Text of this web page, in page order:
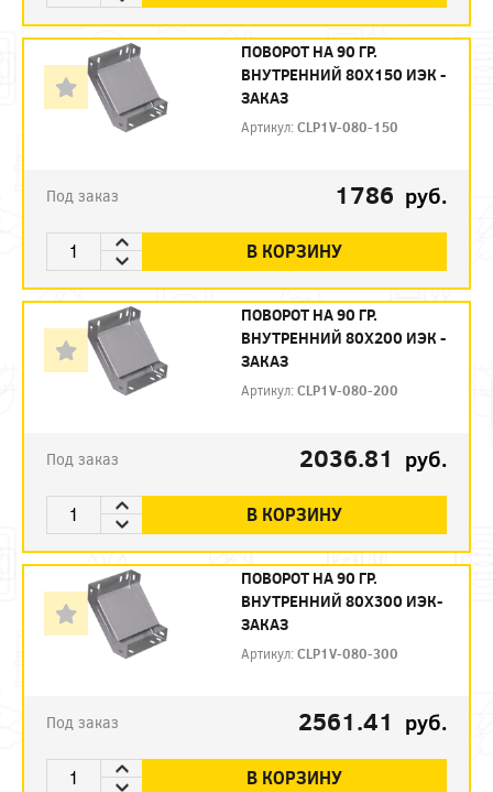
ПОВОРОТ НА 90 ГР.
ВНУТРЕННИЙ 80Х150 ИЭК -
ЗАКАЗ
Артикул:CLP1V-080-150
Под заказ 1786 руб.
В КОРЗИНУ
ПОВОРОТ НА 90 ГР.
ВНУТРЕННИЙ 80Х200 ИЭК -
ЗАКАЗ
Артикул:CLP1V-080-200
Под заказ 2036.81 руб.
В КОРЗИНУ
ПОВОРОТ НА 90 ГР.
ВНУТРЕННИЙ 80Х300 ИЭК-
ЗАКАЗ
Артикул:CLP1V-080-300
Под заказ 2561.41 руб.
В КОРЗИНУ